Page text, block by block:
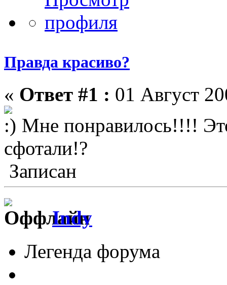
Правда красиво?
« Ответ #1 : 01 Август
Мне понравилось!!!!
сфотали!?
Записан
Indy
Легенда форума